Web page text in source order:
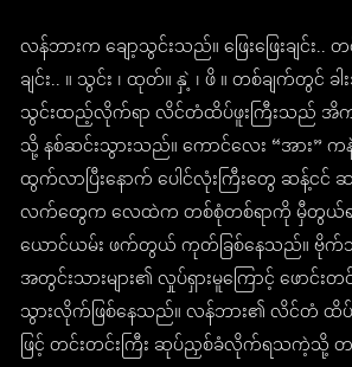
လန်ဘားက ချော့သွင်းသည်။ ဖြေးဖြေးချင်း..
ချင်း.. ။ သွင်း ၊ ထုတ်။ နှဲ့ ၊ ဖိ ။ တစ်ချက်တွင်
သွင်းထည့်လိုက်ရာ လိင်တံထိပ်ဖူးကြီးသည် အိ
သို့ နစ်ဆင်းသွားသည်။ ကောင်လေး “အား”
ထွက်လာပြီးနောက် ပေါင်လုံးကြီးတွေ ဆန့်ငင်
လက်တွေက လေထဲက တစ်စုံတစ်ရာကို မှီတွယ်ရာ
ယောင်ယမ်း ဖက်တွယ် ကုတ်ခြစ်နေသည်။ ဗိုက်
အတွင်းသားများ၏ လှုပ်ရှားမူကြောင့် ဖောင်း
သွားလိုက်ဖြစ်နေသည်။ လန်ဘား၏ လိင်တံ
ဖြင့် တင်းတင်းကြီး ဆုပ်ညှစ်ခံလိုက်ရသကဲ့သို့ တ